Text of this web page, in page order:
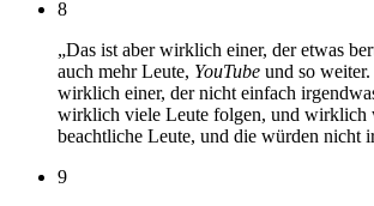
8
„Das ist aber wirklich einer, der etwas
auch mehr Leute, YouTube und so
wirklich einer, der nicht einfach
wirklich viele Leute folgen, und wirklich
beachtliche Leute, und die würden nicht
9